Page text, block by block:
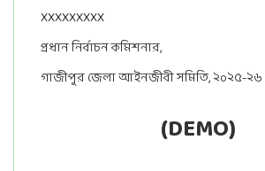
XXXXXXXXX
প্রধান নির্বাচন কমিশনার,
গাজীপুর জেলা আইনজীবী সমিতি, ২০২৫-২৬
(DEMO)